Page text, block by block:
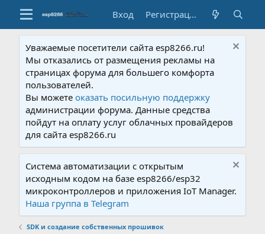
Вход Регистрация
Уважаемые посетители сайта esp8266.ru!
Мы отказались от размещения рекламы на
страницах форума для большего комфорта
пользователей.
Вы можетеоказать посильную поддержку
администрации форума. Данные средства
пойдут на оплату услуг облачных провайдеров
для сайта esp8266.ru
Система автоматизации с открытым
исходным кодом на базе esp8266/esp32
микроконтроллеров и приложения IoT Manager.
Наша группа в Telegram
SDK и создание собственных прошивок